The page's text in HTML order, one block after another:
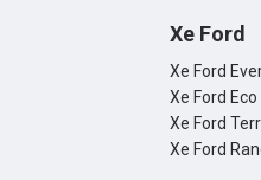
Xe Ford
Xe Ford
Xe Ford
Xe Ford
Xe Ford